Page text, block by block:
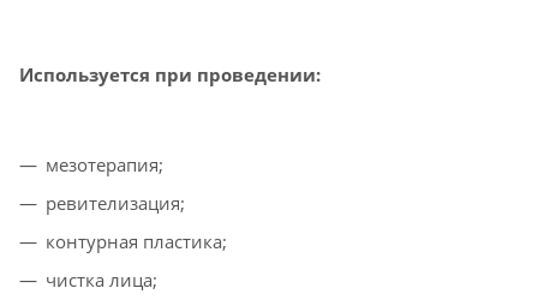
Используется при проведении:
мезотерапия;
ревителизация;
контурная пластика;
чистка лица;